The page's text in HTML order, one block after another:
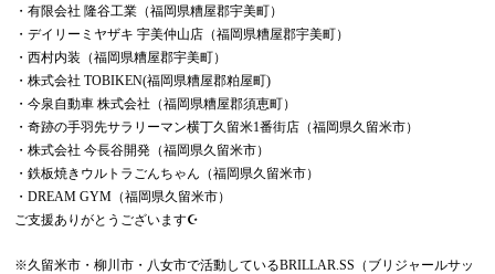
・有限会社 隆谷工業（福岡県糟屋郡宇美町）
・デイリーミヤザキ 宇美仲山店（福岡県糟屋郡宇美町）
・西村内装（福岡県糟屋郡宇美町）
・株式会社 TOBIKEN(福岡県糟屋郡粕屋町)
・今泉自動車 株式会社（福岡県糟屋郡須恵町）
・奇跡の手羽先サラリーマン横丁久留米1番街店（福岡県久留米市）
・株式会社 今長谷開発（福岡県久留米市）
・鉄板焼きウルトラごんちゃん（福岡県久留米市）
・DREAM GYM（福岡県久留米市）
ご支援ありがとうございます☪️
※久留米市・柳川市・八女市で活動しているBRILLAR.SS（ブリジャールサッ